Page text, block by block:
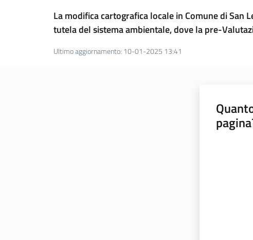
La modifica cartografica locale in Comune di
tutela del sistema ambientale, dove la pre-
Ultimo aggiornamento: 10-01-2025 13:41